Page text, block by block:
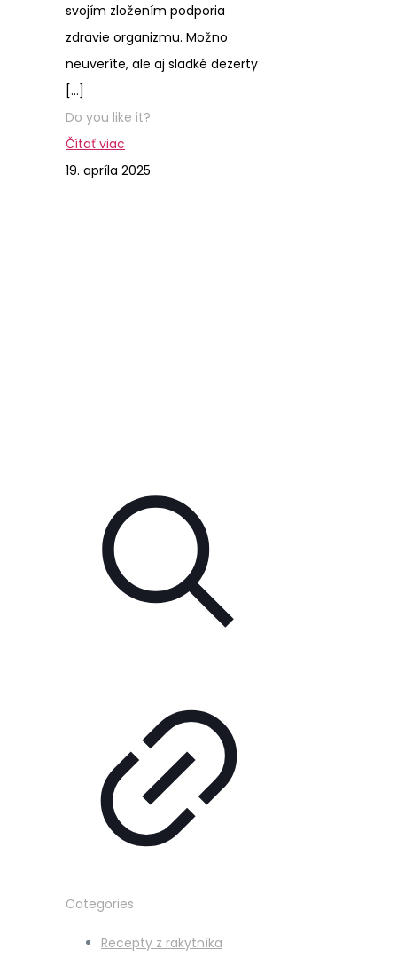
svojím zložením podporia
zdravie organizmu. Možno
neuveríte, ale aj sladké dezerty
[…]
Do you like it?
Čítať viac
19. apríla 2025
Categories
Recepty z rakytníka